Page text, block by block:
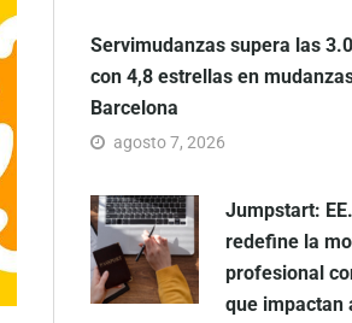
Servimudanzas supera las
con 4,8 estrellas en
Barcelona
agosto 7, 2026
Jumpstart:
redefine la
profesional
que impactan